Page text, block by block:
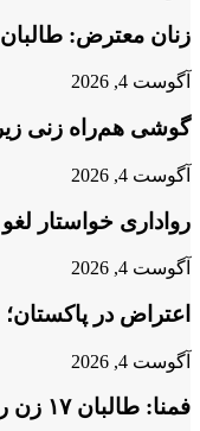
زنان معترض:
آگوست 4, 2026
گوشی هم‌راه زنی
آگوست 4, 2026
رواداری خواستار
آگوست 4, 2026
اعتراض در
آگوست 4, 2026
فمنا: طالبان ۱۷ زن را در هرات بازداشت کرد